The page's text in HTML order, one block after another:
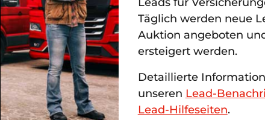
Täglich werden neue
Auktion angeboten
ersteigert werden.
Detaillierte
unseren Lead-
Lead-Hilfeseiten.